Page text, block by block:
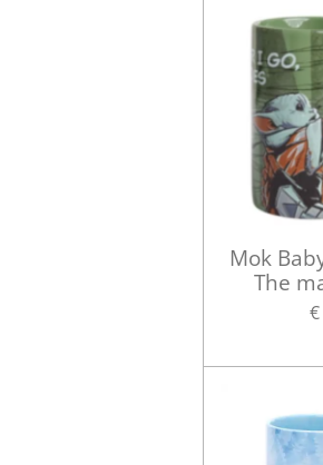
Mok
The